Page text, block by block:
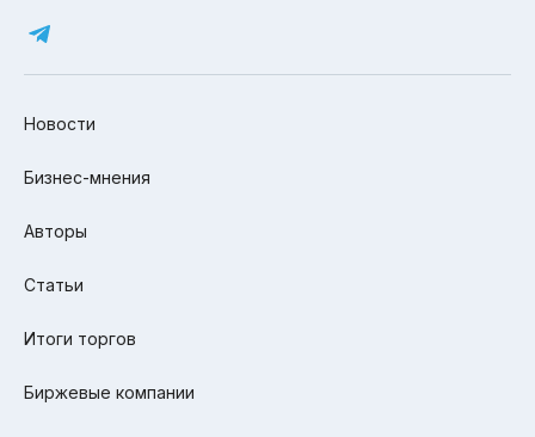
Новости
Бизнес-мнения
Авторы
Статьи
Итоги торгов
Биржевые компании